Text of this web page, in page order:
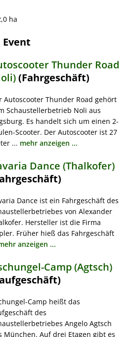
ha
Thunder Road
(Fahrgeschäft)
Autoscooter Thunder Road gehört
Schaustellerbetrieb Noli aus
Es handelt sich um einen 2-
Scooter. Der Autoscooter ist 27
... mehr anzeigen ...
Dance (Thalkofer)
Dance ist ein Fahrgeschäft des
von Alexander
Hersteller ist die Firma
Früher hieß das Fahrgeschäft
anzeigen ...
Camp (Agtsch)
Camp heißt das
des
Angelo Agtsch
München. Auf drei Etagen gibt es